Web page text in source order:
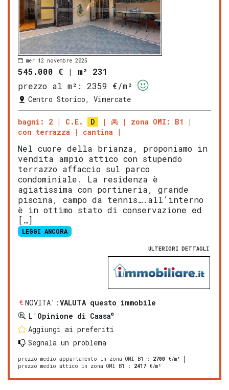
mer 12 novembre 2025
545.000 € | m² 231
prezzo al m²:
2359 €/m²
Centro Storico, Vimercate
bagni: 2 C.E. D
zona OMI: B1
con terrazza
cantina
Nel cuore della brianza, proponiamo in
vendita ampio attico con stupendo
terrazzo affaccio sul parco
condominiale. La residenza è
agiatissima con portineria, grande
piscina, campo da tennis….all’interno
è in ottimo stato di conservazione ed
[…]
LEGGI ANCORA
ULTERIORI DETTAGLI
NOVITA':VALUTA questo immobile
L' Opinione di Caasa®
Aggiungi ai preferiti
Segnala un problema
prezzo medio appartamento in zona OMI B1 : 2700 €/m²
prezzo medio attico in zona OMI B1
: 2417 €/m²